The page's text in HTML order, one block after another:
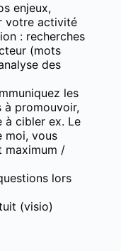
enjeux,
votre activité
: recherches
(mots
des
les
à promouvoir,
à cibler ex. Le
moi, vous
maximum /
lors
(visio)